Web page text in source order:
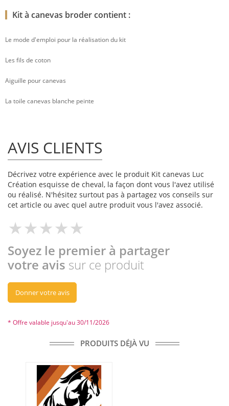
Kit à canevas broder contient :
Le mode d'emploi pour la réalisation du kit
Les fils de coton
Aiguille pour canevas
La toile canevas blanche peinte
AVIS CLIENTS
Décrivez votre expérience avec le produit Kit canevas Luc
Création esquisse de cheval, la façon dont vous l'avez utilisé
ou réalisé. N'hésitez surtout pas à partagez vos conseils sur
cet article ou avec quel autre produit vous l'avez associé.
Soyez le premier à partager
votre avis sur ce produit
Donner votre avis
* Offre valable jusqu'au 30/11/2026
PRODUITS DÉJÀ VU